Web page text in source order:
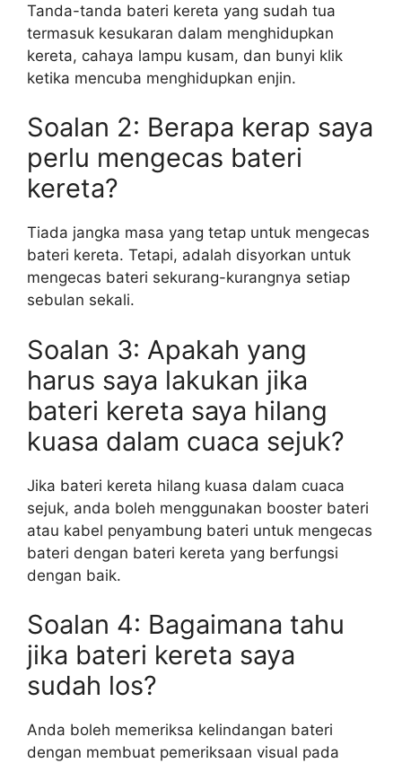
Tanda-tanda bateri kereta yang sudah tua
termasuk kesukaran dalam menghidupkan
kereta, cahaya lampu kusam, dan bunyi klik
ketika mencuba menghidupkan enjin.
Soalan 2: Berapa kerap saya
perlu mengecas bateri
kereta?
Tiada jangka masa yang tetap untuk mengecas
bateri kereta. Tetapi, adalah disyorkan untuk
mengecas bateri sekurang-kurangnya setiap
sebulan sekali.
Soalan 3: Apakah yang
harus saya lakukan jika
bateri kereta saya hilang
kuasa dalam cuaca sejuk?
Jika bateri kereta hilang kuasa dalam cuaca
sejuk, anda boleh menggunakan booster bateri
atau kabel penyambung bateri untuk mengecas
bateri dengan bateri kereta yang berfungsi
dengan baik.
Soalan 4: Bagaimana tahu
jika bateri kereta saya
sudah los?
Anda boleh memeriksa kelindangan bateri
dengan membuat pemeriksaan visual pada